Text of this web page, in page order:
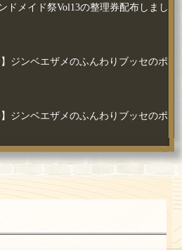
ドメイド祭Vol13の整理券配布しまし
】ジンベエザメのふんわりブッセのポ
】ジンベエザメのふんわりブッセのポ